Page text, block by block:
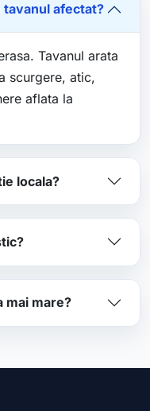
tavanul afectat?
Tavanul arata
scurgere, atic,
aflata la
locala?
mai mare?